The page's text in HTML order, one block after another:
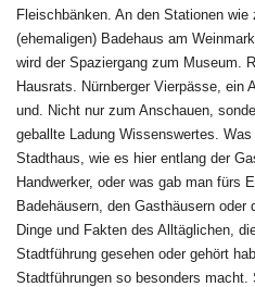
Fleischbänken. An den Stationen
(ehemaligen) Badehaus am
wird der Spaziergang zum Museum.
Hausrats. Nürnberger Vierpässe, ein
und. Nicht nur zum Anschauen,
geballte Ladung Wissenswertes.
Stadthaus, wie es hier entlang der
Handwerker, oder was gab man fürs
Badehäusern, den Gasthäusern
Dinge und Fakten des Alltäglichen,
Stadtführung gesehen oder gehört
Stadtführungen so besonders